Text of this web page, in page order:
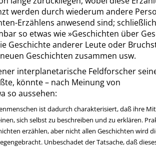
werden durch wiederum andere
Erzählens anwesend sind;
so etwas wie»Geschichten über
Geschichte anderer Leute oder
Geschichten zusammen usw.
interplanetarische Feldforscher
könnte – nach Meinung von
so aussehen:
ist dadurch charakterisiert, daß ihre
sich selbst zu beschreiben und zu erklären.
erzählen, aber nicht allen Geschichten wird
Unbeschadet der Tatsache, daß